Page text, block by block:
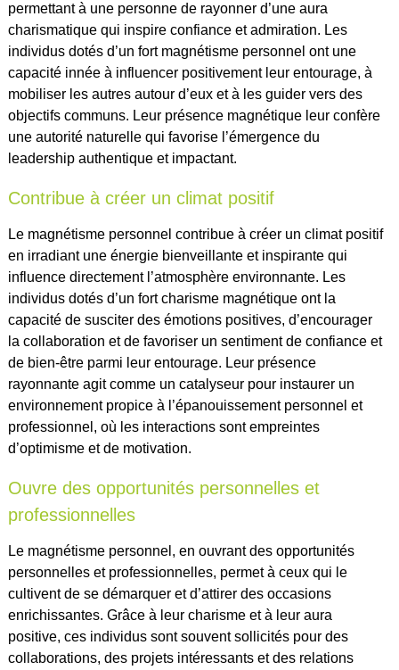
permettant à une personne de rayonner d’une aura
charismatique qui inspire confiance et admiration. Les
individus dotés d’un fort magnétisme personnel ont une
capacité innée à influencer positivement leur entourage, à
mobiliser les autres autour d’eux et à les guider vers des
objectifs communs. Leur présence magnétique leur confère
une autorité naturelle qui favorise l’émergence du
leadership authentique et impactant.
Contribue à créer un climat positif
Le magnétisme personnel contribue à créer un climat positif
en irradiant une énergie bienveillante et inspirante qui
influence directement l’atmosphère environnante. Les
individus dotés d’un fort charisme magnétique ont la
capacité de susciter des émotions positives, d’encourager
la collaboration et de favoriser un sentiment de confiance et
de bien-être parmi leur entourage. Leur présence
rayonnante agit comme un catalyseur pour instaurer un
environnement propice à l’épanouissement personnel et
professionnel, où les interactions sont empreintes
d’optimisme et de motivation.
Ouvre des opportunités personnelles et
professionnelles
Le magnétisme personnel, en ouvrant des opportunités
personnelles et professionnelles, permet à ceux qui le
cultivent de se démarquer et d’attirer des occasions
enrichissantes. Grâce à leur charisme et à leur aura
positive, ces individus sont souvent sollicités pour des
collaborations, des projets intéressants et des relations